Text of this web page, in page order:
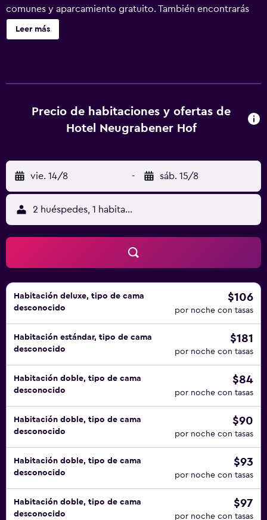
comunes y aparcamiento gratuito. También encontrarás
servicio de recepción 24 horas, check-in exprés y check-
out exprés. Hotel Neugrabener Hof ofrece 20 alojamientos
artículos de higiene personal gratuitos y secador de pelo.
Los huéspedes pueden navegar por la web gracias a
planchar con plancha.
Leer más
Precio de habitaciones y ofertas de
Hotel Neugrabener Hof
vie. 14/8 - sáb. 15/8
2 huéspedes, 1 habitación
Habitación deluxe, tipo de cama
desconocido
$106
por noche con tasas
Habitación estándar, tipo de cama
desconocido
$181
por noche con tasas
Habitación doble, tipo de cama
desconocido
$84
por noche con tasas
Habitación doble, tipo de cama
desconocido
$90
por noche con tasas
Habitación doble, tipo de cama
desconocido
$93
por noche con tasas
Habitación doble, tipo de cama
desconocido
$97
por noche con tasas